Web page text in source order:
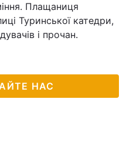
Плащаниця
Туринської катедри,
і прочан.
НАС